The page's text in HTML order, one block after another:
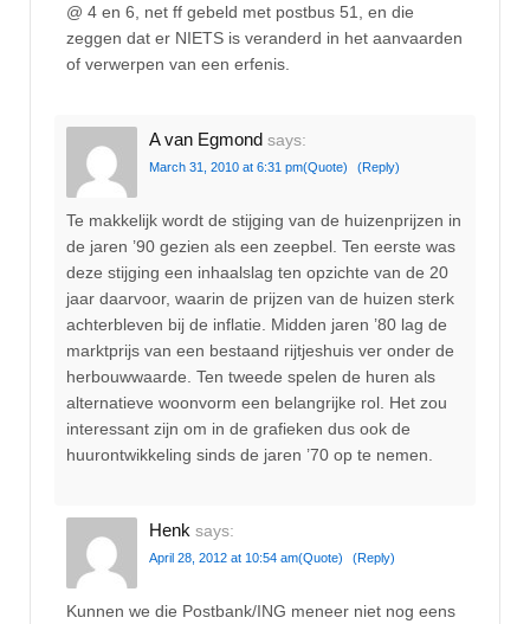
@ 4 en 6, net ff gebeld met postbus 51, en die
zeggen dat er NIETS is veranderd in het aanvaarden
of verwerpen van een erfenis.
A van Egmond says:
March 31, 2010 at 6:31 pm(Quote) (Reply)
Te makkelijk wordt de stijging van de huizenprijzen in
de jaren ’90 gezien als een zeepbel. Ten eerste was
deze stijging een inhaalslag ten opzichte van de 20
jaar daarvoor, waarin de prijzen van de huizen sterk
achterbleven bij de inflatie. Midden jaren ’80 lag de
marktprijs van een bestaand rijtjeshuis ver onder de
herbouwwaarde. Ten tweede spelen de huren als
alternatieve woonvorm een belangrijke rol. Het zou
interessant zijn om in de grafieken dus ook de
huurontwikkeling sinds de jaren ’70 op te nemen.
Henk says:
April 28, 2012 at 10:54 am(Quote) (Reply)
Kunnen we die Postbank/ING meneer niet nog eens